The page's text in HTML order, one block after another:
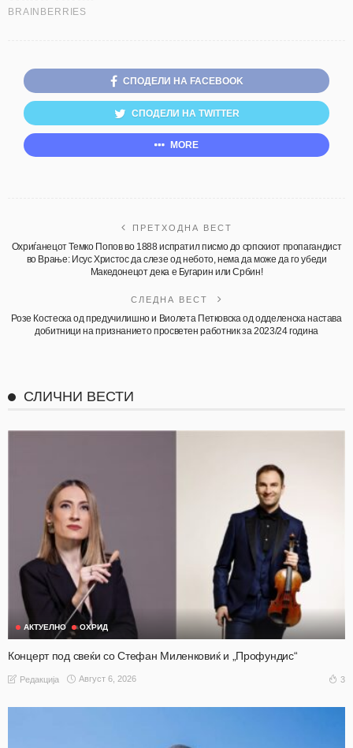
СПОДЕЛИ НА FACEBOOK
СПОДЕЛИ НА TWITTER
MORE
ПРЕТХОДНА ВЕСТ
Охриѓанецот Темко Попов во 1888 испратил писмо до српскиот пропагандист
во Врање: Исус Христос да слезе од небото, нема да може да го убеди
Македонецот дека е Бугарин или Србин!
СЛЕДНА ВЕСТ
Розе Костеска од предучилишно и Виолета Петковска од одделенска настава
добитници на признанието просветен работник за 2023/24 година
СЛИЧНИ ВЕСТИ
АКТУЕЛНО ОХРИД
Концерт под свеќи со Стефан Миленковиќ и „Профундис“
Редакција Август 6, 2026 3